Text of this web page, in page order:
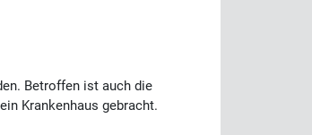
Betroffen ist auch die
Krankenhaus gebracht.